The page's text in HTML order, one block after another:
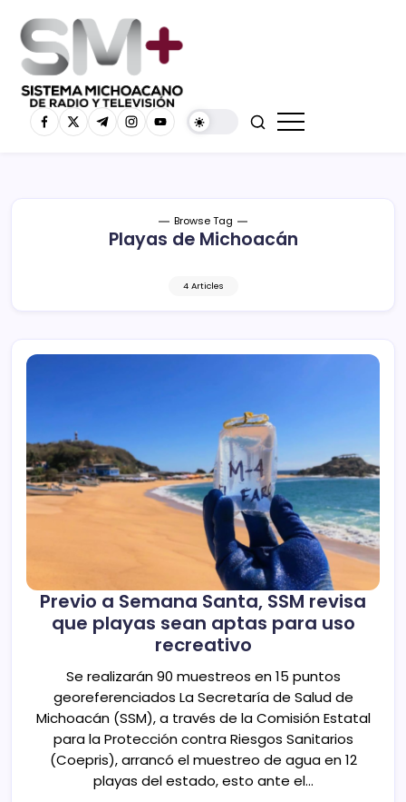
Browse Tag
Playas de Michoacán
4 Articles
Previo a Semana Santa, SSM revisa
que playas sean aptas para uso
recreativo
Se realizarán 90 muestreos en 15 puntos
georeferenciados La Secretaría de Salud de
Michoacán (SSM), a través de la Comisión Estatal
para la Protección contra Riesgos Sanitarios
(Coepris), arrancó el muestreo de agua en 12
playas del estado, esto ante el…